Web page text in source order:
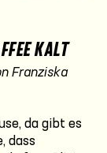
KALT
Franziska
da gibt es
dass